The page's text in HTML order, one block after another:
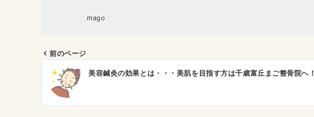
mago
前のページ
美容鍼灸の効果とは・・・美肌を目指す方は千歳富丘まご整骨院へ！